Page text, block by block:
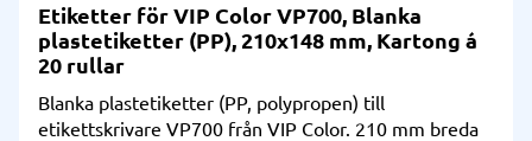
Etiketter för VIP Color VP700, Blanka
plastetiketter (PP), 210x148 mm, Kartong á
20 rullar
Blanka plastetiketter (PP, polypropen) till
etikettskrivare VP700 från VIP Color. 210 mm breda